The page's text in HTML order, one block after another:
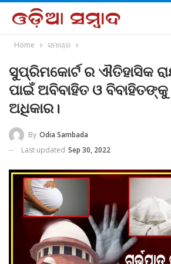
Home ସମାଚାର
ସୁପ୍ରିମକୋର୍ଟ ର ଐତିହାସିକ
ପାଇଁ ଅବିବାହିତ ଓ
ଅଧିକାର।
By Odia Sambada
Last updated Sep 30, 2022